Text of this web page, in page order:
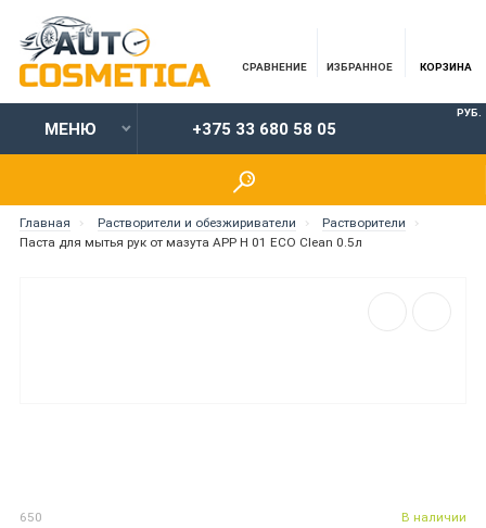
СРАВНЕНИЕ ИЗБРАННОЕ КОРЗИНА
МЕНЮ +375 33 680 58 05
РУБ.
Главная Растворители и обезжириватели
Растворители
Паста для мытья рук от мазута APP H 01 ECO Clean 0.5л
650 В наличии